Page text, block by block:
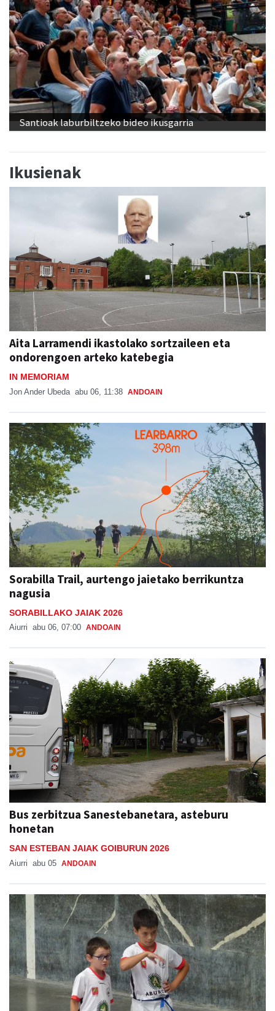
Santioak laburbiltzeko bideo ikusgarria
Ikusienak
Aita Larramendi ikastolako sortzaileen eta
ondorengoen arteko katebegia
IN MEMORIAM
Jon Ander Ubeda abu 06, 11:38 ANDOAIN
Sorabilla Trail, aurtengo jaietako berrikuntza
nagusia
SORABILLAKO JAIAK 2026
Aiurri abu 06, 07:00 ANDOAIN
Bus zerbitzua Sanestebanetara, asteburu
honetan
SAN ESTEBAN JAIAK GOIBURUN 2026
Aiurri abu 05 ANDOAIN